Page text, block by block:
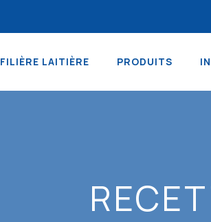
FILIÈRE LAITIÈRE PRODUITS